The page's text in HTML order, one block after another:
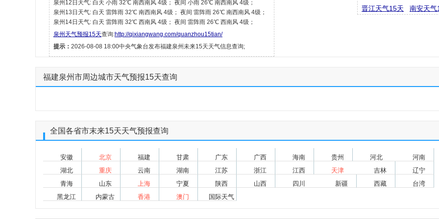
泉州12日天气: 白天 小雨 32℃ 南西南风 4级； 夜间 小雨 26℃ 南西南风 4级；
泉州13日天气: 白天 雷阵雨 32℃ 南西南风 4级； 夜间 雷阵雨 26℃ 南西南风 4级；
泉州14日天气: 白天 雷阵雨 32℃ 西南风 4级； 夜间 雷阵雨 26℃ 西南风 4级；
泉州天气预报15天查询:http://qixiangwang.com/quanzhou15tian/
提示： 2026-08-08 18:00中央气象台发布福建泉州未来15天天气信息查询;
晋江天气15天
南安天气
福建泉州市周边城市天气预报15天查询
全国各省市末来15天天气预报查询
安徽 北京 福建 甘肃 广东 广西 海南 贵州 河北
河南
湖北
重庆 云南 湖南 江苏 浙江 江西 天津 吉林
辽宁
青海
山东 上海 宁夏 陕西 山西 四川 新疆 西藏
台湾
黑龙江
内蒙古 香港 澳门 国际天气